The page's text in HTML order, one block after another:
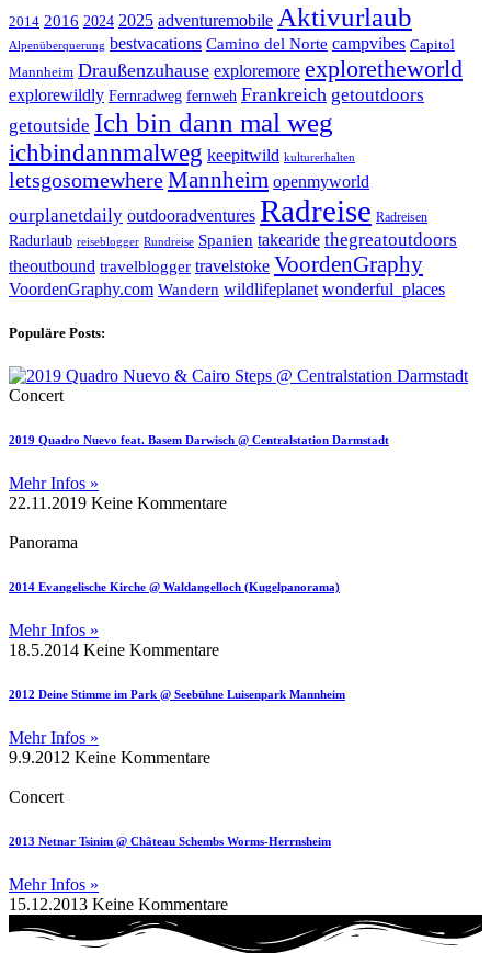
2014 2016 2024 2025 adventuremobile Aktivurlaub
Alpenüberquerung bestvacations Camino del Norte campvibes Capitol
Mannheim Draußenzuhause exploremore exploretheworld
explorewildly Fernradweg fernweh Frankreich getoutdoors
getoutside Ich bin dann mal weg
ichbindannmalweg keepitwild kulturerhalten
letsgosomewhereMannheim openmyworld
ourplanetdaily outdooradventures Radreise Radreisen
Radurlaub reiseblogger Rundreise Spanien takearide thegreatoutdoors
theoutbound travelblogger travelstoke VoordenGraphy
VoordenGraphy.com Wandern wildlifeplanet wonderful_places
Populäre Posts:
Concert
2019 Quadro Nuevo feat. Basem Darwisch @ Centralstation Darmstadt
Mehr Infos »
22.11.2019 Keine Kommentare
Panorama
2014 Evangelische Kirche @ Waldangelloch (Kugelpanorama)
Mehr Infos »
18.5.2014 Keine Kommentare
2012 Deine Stimme im Park @ Seebühne Luisenpark Mannheim
Mehr Infos »
9.9.2012 Keine Kommentare
Concert
2013 Netnar Tsinim @ Château Schembs Worms-Herrnsheim
Mehr Infos »
15.12.2013 Keine Kommentare